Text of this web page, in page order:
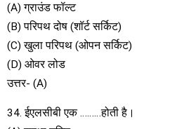
(A) ग्राउंड फॉल्ट
(B) परिपथ दोष (शॉर्ट सर्किट)
(C) खुला परिपथ (ओपन सर्किट)
(D) ओवर लोड
उत्तर- (A)
34. ईएलसीबी एक ………होती है।